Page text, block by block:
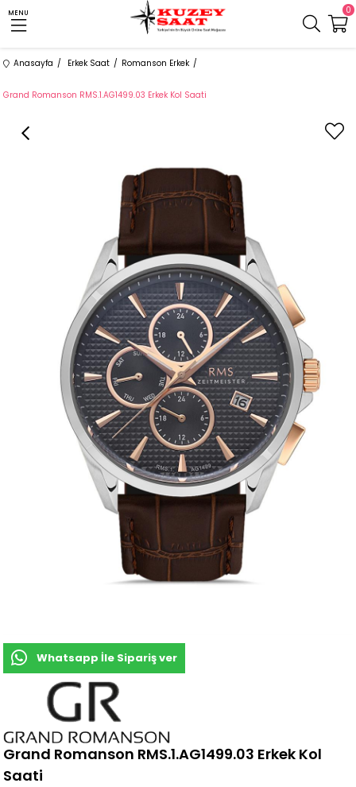
MENU 0
Anasayfa Erkek Saat Romanson Erkek
Grand Romanson RMS.1.AG1499.03 Erkek Kol Saati
Whatsapp İle Sipariş ver
Grand Romanson RMS.1.AG1499.03 Erkek Kol
Saati